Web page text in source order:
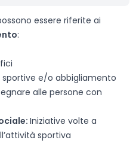
essere riferite ai
:
e/o abbigliamento
alle persone con
Iniziative volte a
sportiva